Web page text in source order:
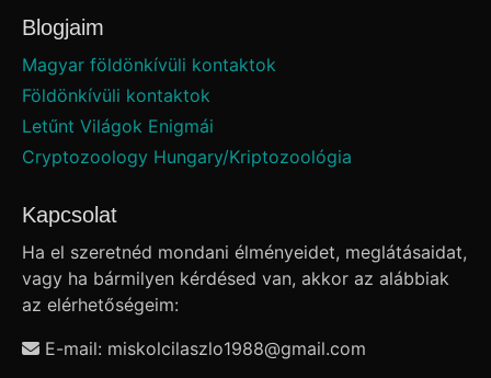
Blogjaim
Magyar földönkívüli kontaktok
Földönkívüli kontaktok
Letűnt Világok Enigmái
Cryptozoology Hungary/Kriptozoológia
Kapcsolat
Ha el szeretnéd mondani élményeidet, meglátásaidat,
vagy ha bármilyen kérdésed van, akkor az alábbiak
az elérhetőségeim:
E-mail: miskolcilaszlo1988@gmail.com